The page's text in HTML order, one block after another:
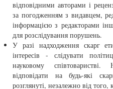
відповідними авторами і
за погодженням з видавцем,
інформацією з редакторами
для розслідування порушень.
У разі надходження скарг
інтересів - слідувати
науковому
відповідати на будь-які
розглянуті, незалежно від того,